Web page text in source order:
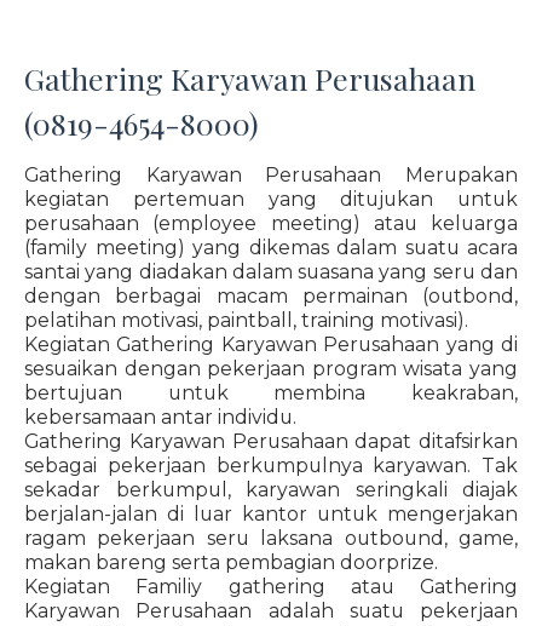
Gathering Karyawan Perusahaan
(0819-4654-8000)
Gathering Karyawan Perusahaan Merupakan
kegiatan pertemuan yang ditujukan untuk
perusahaan (employee meeting) atau keluarga
(family meeting) yang dikemas dalam suatu acara
santai yang diadakan dalam suasana yang seru dan
dengan berbagai macam permainan (outbond,
pelatihan motivasi, paintball, training motivasi).
Kegiatan Gathering Karyawan Perusahaan yang di
sesuaikan dengan pekerjaan program wisata yang
bertujuan untuk membina keakraban,
kebersamaan antar individu.
Gathering Karyawan Perusahaan dapat ditafsirkan
sebagai pekerjaan berkumpulnya karyawan. Tak
sekadar berkumpul, karyawan seringkali diajak
berjalan-jalan di luar kantor untuk mengerjakan
ragam pekerjaan seru laksana outbound, game,
makan bareng serta pembagian doorprize.
Kegiatan Familiy gathering atau Gathering
Karyawan Perusahaan adalah suatu pekerjaan